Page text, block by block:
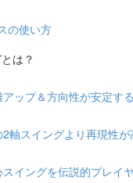
の使い方
は？
アップ＆方向性が安定す
軸スイングより再現性
イングを伝説的プレイ